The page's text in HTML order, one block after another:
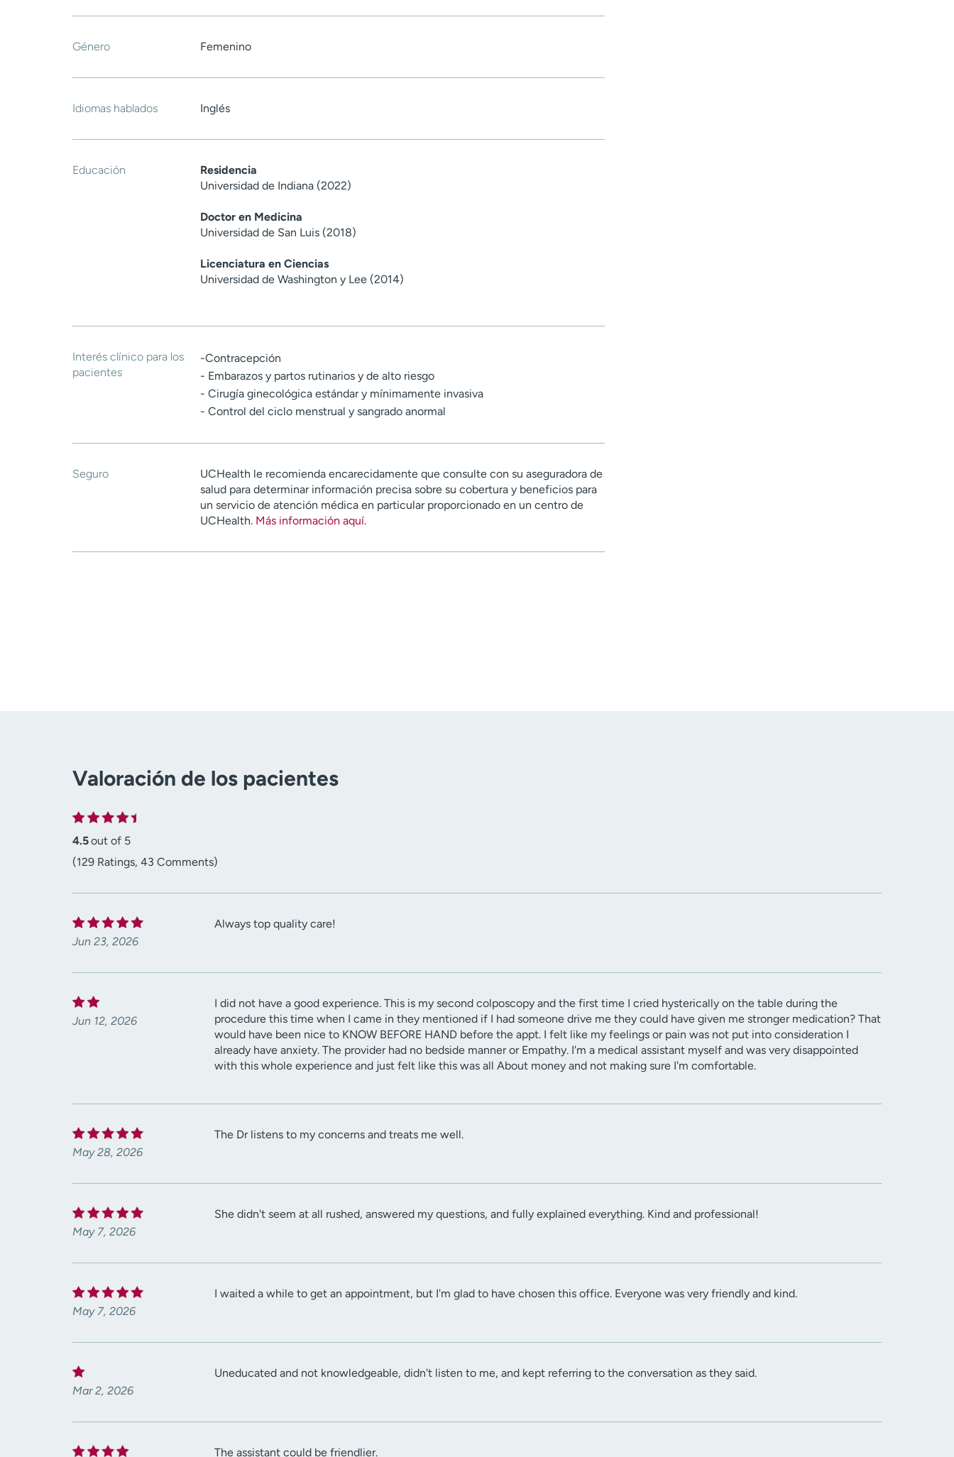
Género Femenino
Idiomas hablados Inglés
Educación
Residencia
Universidad de Indiana (2022)
Doctor en Medicina
Universidad de San Luis (2018)
Licenciatura en Ciencias
Universidad de Washington y Lee (2014)
Interés clínico para los
pacientes
-Contracepción
- Embarazos y partos rutinarios y de alto riesgo
- Cirugía ginecológica estándar y mínimamente invasiva
- Control del ciclo menstrual y sangrado anormal
Seguro
UCHealth le recomienda encarecidamente que consulte con su aseguradora de
salud para determinar información precisa sobre su cobertura y beneficios para
un servicio de atención médica en particular proporcionado en un centro de
UCHealth. Más información aquí.
Valoración de los pacientes
4.5out of 5
(129 Ratings, 43 Comments)
Jun 23, 2026
Always top quality care!
Jun 12, 2026
I did not have a good experience. This is my second colposcopy and the first time I cried hysterically on the table during the
procedure this time when I came in they mentioned if I had someone drive me they could have given me stronger medication? That
would have been nice to KNOW BEFORE HAND before the appt. I felt like my feelings or pain was not put into consideration I
already have anxiety. The provider had no bedside manner or Empathy. I'm a medical assistant myself and was very disappointed
with this whole experience and just felt like this was all About money and not making sure I'm comfortable.
May 28, 2026
The Dr listens to my concerns and treats me well.
May 7, 2026
She didn't seem at all rushed, answered my questions, and fully explained everything. Kind and professional!
May 7, 2026
I waited a while to get an appointment, but I'm glad to have chosen this office. Everyone was very friendly and kind.
Mar 2, 2026
Uneducated and not knowledgeable, didn't listen to me, and kept referring to the conversation as they said.
The assistant could be friendlier.